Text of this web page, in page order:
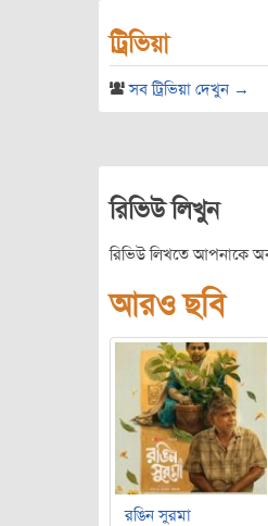
ট্রিভিয়া
সব ট্রিভিয়া দেখুন →
রিভিউ লিখুন
রিভিউ লিখতে আপনাকে
আরও ছবি
রঙিন সুরমা